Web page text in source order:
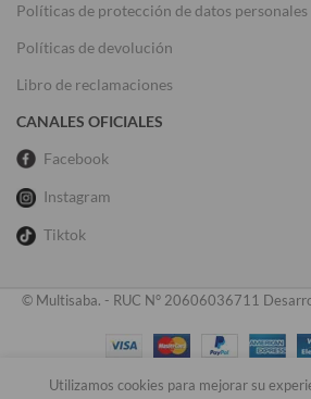
Políticas de protección de datos personales
Políticas de devolución
Libro de reclamaciones
CANALES OFICIALES
Facebook
Instagram
Tiktok
© Multisaba. - RUC N° 20606036711
0
Utilizamos cookies para mejorar su